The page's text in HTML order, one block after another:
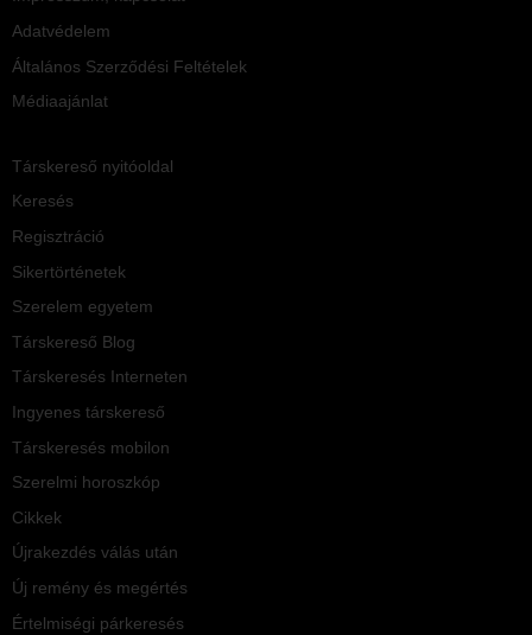
Adatvédelem
Általános Szerződési Feltételek
Médiaajánlat
Társkereső nyitóoldal
Keresés
Regisztráció
Sikertörténetek
Szerelem egyetem
Társkereső Blog
Társkeresés Interneten
Ingyenes társkereső
Társkeresés mobilon
Szerelmi horoszkóp
Cikkek
Újrakezdés válás után
Új remény és megértés
Értelmiségi párkeresés